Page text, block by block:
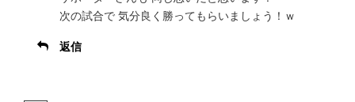
次の試合で 気分良く勝ってもらいましょう！ｗ
返信